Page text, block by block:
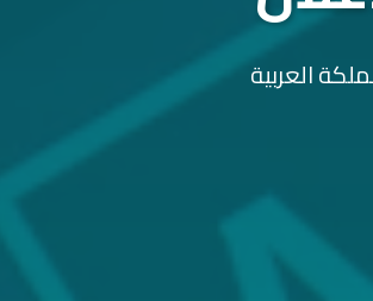
العربية